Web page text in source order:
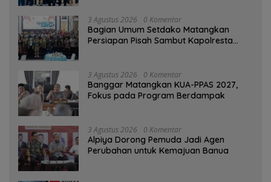
3 Agustus 2026 0 Komentar
Bagian Umum Setdako Matangkan
Persiapan Pisah Sambut Kapolresta
3 Agustus 2026 0 Komentar
‎Banggar Matangkan KUA-PPAS 2027,
Fokus pada Program Berdampak
3 Agustus 2026 0 Komentar
‎Alpiya Dorong Pemuda Jadi Agen
Perubahan untuk Kemajuan Banua ‎